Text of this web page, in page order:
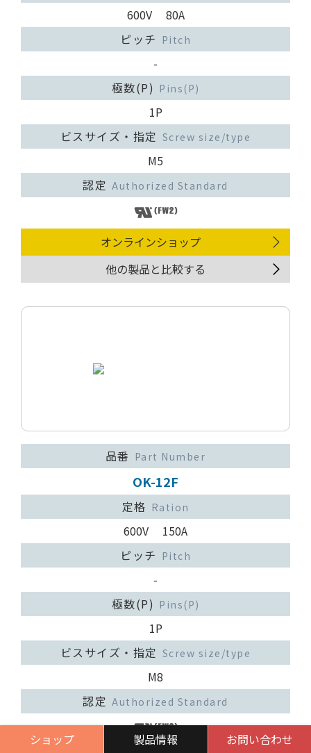
600V 80A
ピッチ Pitch
-
極数(P) Pins(P)
1P
ビスサイズ・指定 Screw size/type
M5
認定 Authorized Standard
オンラインショップ
他の製品と比較する
品番 Part Number
OK-12F
定格 Ration
600V 150A
ピッチ Pitch
-
極数(P) Pins(P)
1P
ビスサイズ・指定 Screw size/type
M8
認定 Authorized Standard
ショップ 製品情報 お問い合わせ